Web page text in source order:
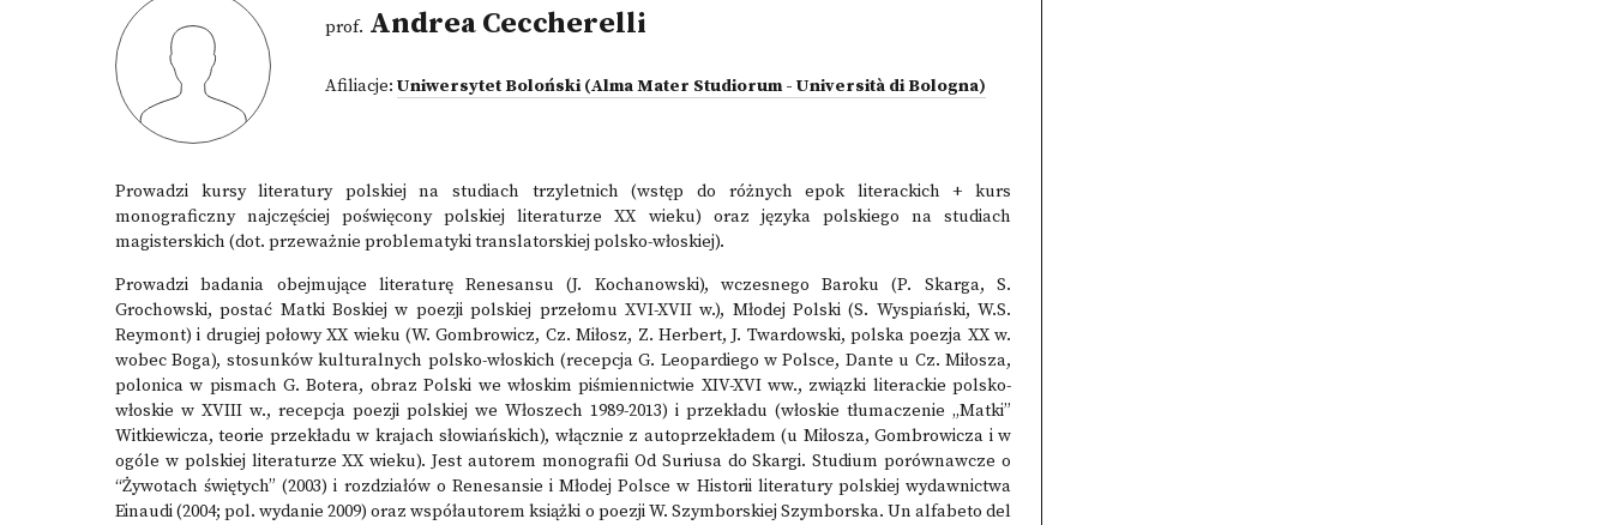
prof. Andrea Ceccherelli
Afiliacje: Uniwersytet Boloński (Alma Mater Studiorum - Università di Bologna)
Prowadzi kursy literatury polskiej na studiach trzyletnich (wstęp do różnych epok literackich + kurs
monograficzny najczęściej poświęcony polskiej literaturze XX wieku) oraz języka polskiego na studiach
magisterskich (dot. przeważnie problematyki translatorskiej polsko-włoskiej).
Prowadzi badania obejmujące literaturę Renesansu (J. Kochanowski), wczesnego Baroku (P. Skarga, S.
Grochowski, postać Matki Boskiej w poezji polskiej przełomu XVI-XVII w.), Młodej Polski (S. Wyspiański, W.S.
Reymont) i drugiej połowy XX wieku (W. Gombrowicz, Cz. Miłosz, Z. Herbert, J. Twardowski, polska poezja XX w.
wobec Boga), stosunków kulturalnych polsko-włoskich (recepcja G. Leopardiego w Polsce, Dante u Cz. Miłosza,
polonica w pismach G. Botera, obraz Polski we włoskim piśmiennictwie XIV-XVI ww., związki literackie polsko-
włoskie w XVIII w., recepcja poezji polskiej we Włoszech 1989-2013) i przekładu (włoskie tłumaczenie „Matki”
Witkiewicza, teorie przekładu w krajach słowiańskich), włącznie z autoprzekładem (u Miłosza, Gombrowicza i w
ogóle w polskiej literaturze XX wieku). Jest autorem monografii Od Suriusa do Skargi. Studium porównawcze o
“Żywotach świętych” (2003) i rozdziałów o Renesansie i Młodej Polsce w Historii literatury polskiej wydawnictwa
Einaudi (2004; pol. wydanie 2009) oraz współautorem książki o poezji W. Szymborskiej Szymborska. Un alfabeto del